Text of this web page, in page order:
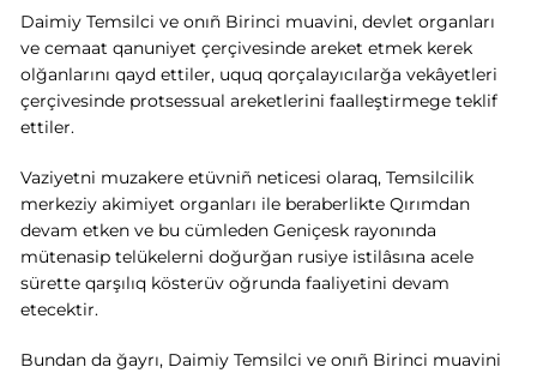
Daimiy Temsilci ve onıñ Birinci muavini, devlet organları
ve cemaat qanuniyet çerçivesinde areket etmek kerek
olğanlarını qayd ettiler, uquq qorçalayıcılarğa vekâyetleri
çerçivesinde protsessual areketlerini faalleştirmege teklif
ettiler.
Vaziyetni muzakere etüvniñ neticesi olaraq, Temsilcilik
merkeziy akimiyet organları ile beraberlikte Qırımdan
devam etken ve bu cümleden Geniçesk rayonında
mütenasip telükelerni doğurğan rusiye istilâsına acele
sürette qarşılıq kösterüv oğrunda faaliyetini devam
etecektir.
Bundan da ğayrı, Daimiy Temsilci ve onıñ Birinci muavini